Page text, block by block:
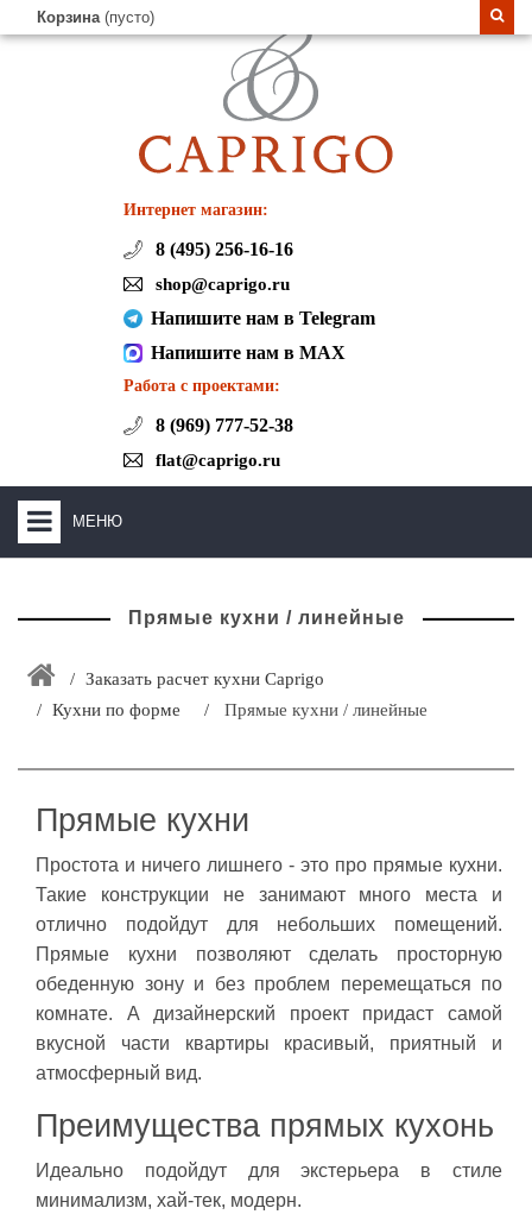
Корзина (пусто)
Интернет магазин:
8 (495) 256-16-16
shop@caprigo.ru
Напишите нам в Telegram
Напишите нам в MAX
Работа с проектами:
8 (969) 777-52-38
flat@caprigo.ru
МЕНЮ
+
ЗАКАЗАТЬ РАСЧЕТ КУХНИ CAPRIGO
ИНТЕРЬЕРНАЯ МЕБЕЛЬ
КАТАЛОГ МЕБЕЛИ ДЛЯ ВАННОЙ КОМНАТЫ
+
САНТЕХНИКА
ДОСТАВКА И ВОЗВРАТ
КОНТАКТЫ
РАСПРОДАЖА
Прямые кухни / линейные
Заказать расчет кухни Caprigo
Кухни по форме
Прямые кухни / линейные
Прямые кухни
Простота и ничего лишнего - это про прямые кухни.
Такие конструкции не занимают много места и
отлично подойдут для небольших помещений.
Прямые кухни позволяют сделать просторную
обеденную зону и без проблем перемещаться по
комнате. А дизайнерский проект придаст самой
вкусной части квартиры красивый, приятный и
атмосферный вид.
Преимущества прямых кухонь
Идеально подойдут для экстерьера в стиле
минимализм, хай-тек, модерн.